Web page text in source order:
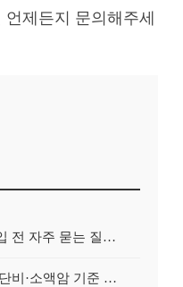
제든지 문의해주세
암보험비교사이트 FAQ – 가입 전 자주 묻는 질문 정리
암보험비교사이트에서 암 진단비·소액암 기준 제대로 비교하기